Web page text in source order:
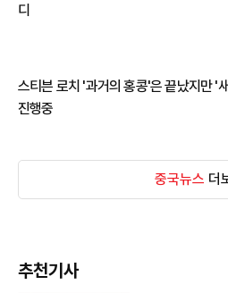
디
스티븐 로치 '과거의 홍콩'은 끝났지만 '
진행중
중국뉴스 더
추천기사